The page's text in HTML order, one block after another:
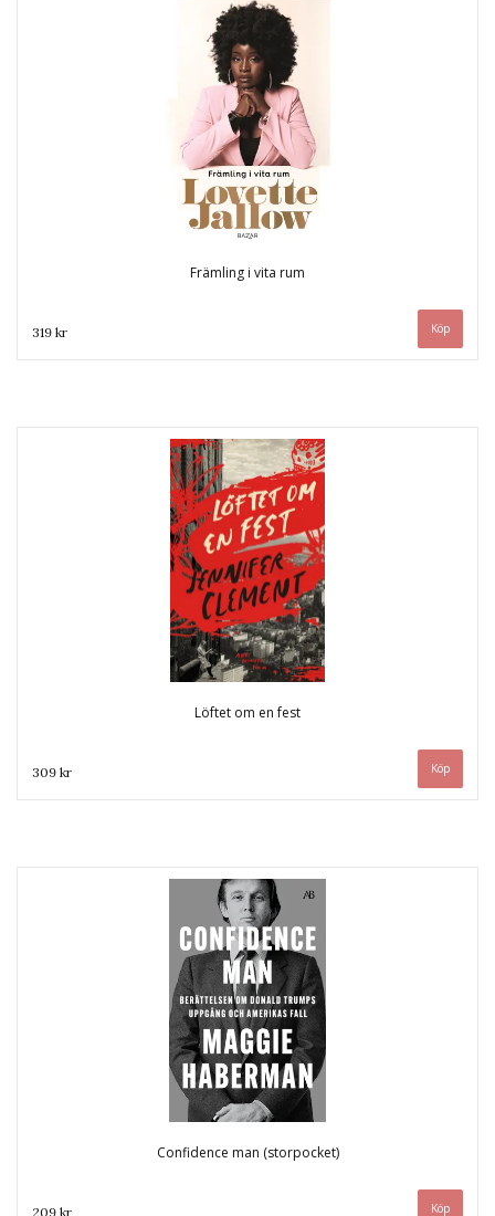
Främling i vita rum
319 kr
Löftet om en fest
309 kr
Confidence man (storpocket)
209 kr